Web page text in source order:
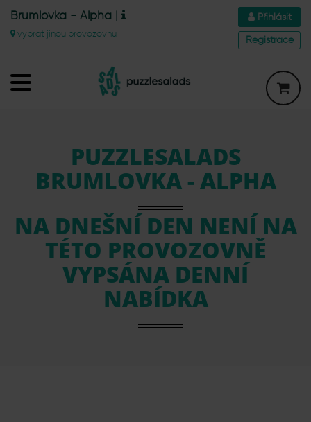
Brumlovka - Alpha
vybrat jinou provozovnu
Přihlásit
Registrace
PUZZLESALADS
BRUMLOVKA - ALPHA
NA DNEŠNÍ DEN NENÍ NA
TÉTO PROVOZOVNĚ
VYPSÁNA DENNÍ
NABÍDKA